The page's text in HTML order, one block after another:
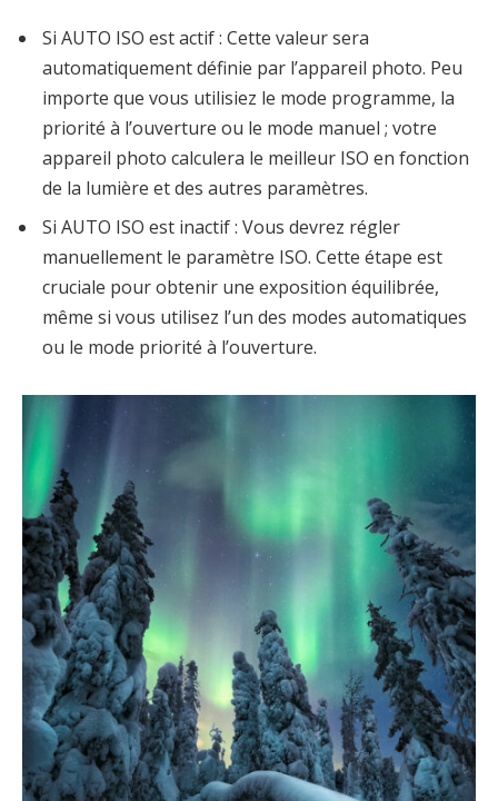
Si AUTO ISO est actif : Cette valeur sera
automatiquement définie par l’appareil photo. Peu
importe que vous utilisiez le mode programme, la
priorité à l’ouverture ou le mode manuel ; votre
appareil photo calculera le meilleur ISO en fonction
de la lumière et des autres paramètres.
Si AUTO ISO est inactif : Vous devrez régler
manuellement le paramètre ISO. Cette étape est
cruciale pour obtenir une exposition équilibrée,
même si vous utilisez l’un des modes automatiques
ou le mode priorité à l’ouverture.